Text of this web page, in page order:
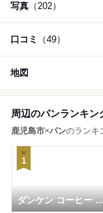
写真 （202）
口コミ （49）
地図
周辺のパンランキン
鹿児島市×パンのランキ
1
ダンケン コーヒー